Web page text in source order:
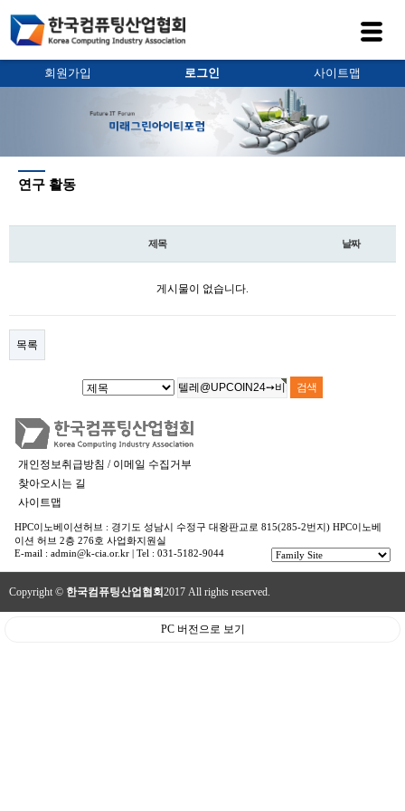
회원가입 로그인 사이트맵
연구 활동
제목 날짜
게시물이 없습니다.
목록
개인정보취급방침 / 이메일 수집거부
찾아오시는 길
사이트맵
HPC이노베이션허브 : 경기도 성남시 수정구 대왕판교로 815(285-2번지) HPC이노베
이션 허브 2층 276호 사업화지원실
E-mail : admin@k-cia.or.kr | Tel : 031-5182-9044
Copyright © 한국컴퓨팅산업협회 2017 All rights reserved.
PC 버전으로 보기